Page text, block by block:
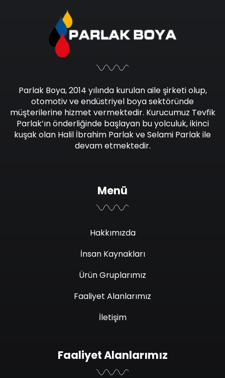
Parlak Boya, 2014 yılında kurulan aile şirketi olup,
otomotiv ve endüstriyel boya sektöründe
müşterilerine hizmet vermektedir. Kurucumuz Tevfik
Parlak’ın önderliğinde başlayan bu yolculuk, ikinci
kuşak olan Halil İbrahim Parlak ve Selami Parlak ile
devam etmektedir.
Menü
Hakkımızda
İnsan Kaynakları
Ürün Gruplarımız
Faaliyet Alanlarımız
İletişim
Faaliyet Alanlarımız